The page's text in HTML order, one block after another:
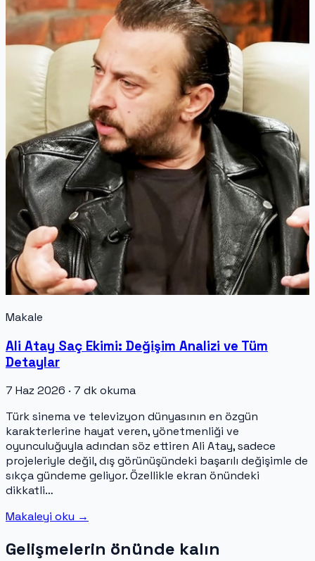
Makale
Ali Atay Saç Ekimi: Değişim Analizi ve Tüm
Detaylar
7 Haz 2026 · 7 dk okuma
Türk sinema ve televizyon dünyasının en özgün
karakterlerine hayat veren, yönetmenliği ve
oyunculuğuyla adından söz ettiren Ali Atay, sadece
projeleriyle değil, dış görünüşündeki başarılı değişimle de
sıkça gündeme geliyor. Özellikle ekran önündeki
dikkatli…
Makaleyi oku →
Gelişmelerin önünde kalın